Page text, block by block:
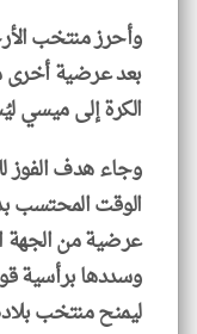
بعد عرضية أخرى
الكرة إلى ميسي
وجاء هدف الفوز
الوقت المحتسب
عرضية من الجهة
وسددها برأسية
ليمنح منتخب